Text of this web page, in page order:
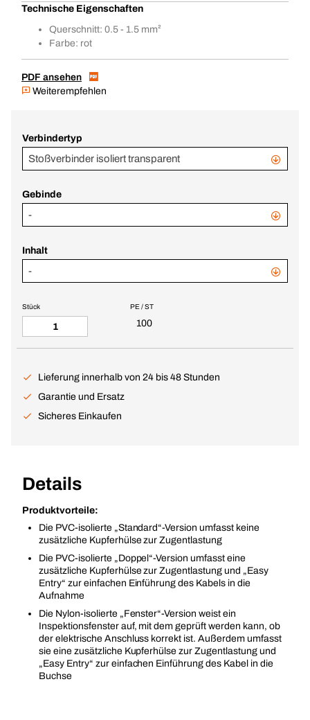
Technische Eigenschaften
Querschnitt: 0.5 - 1.5 mm²
Farbe: rot
PDF ansehen
Weiterempfehlen
Verbindertyp
Stoßverbinder isoliert transparent
Gebinde
-
Inhalt
-
PE / ST
100
Stück
Lieferung innerhalb von 24 bis 48 Stunden
Garantie und Ersatz
Sicheres Einkaufen
Details
Produktvorteile:
Die PVC-isolierte „Standard“-Version umfasst keine
zusätzliche Kupferhülse zur Zugentlastung
Die PVC-isolierte „Doppel“-Version umfasst eine
zusätzliche Kupferhülse zur Zugentlastung und „Easy
Entry“ zur einfachen Einführung des Kabels in die
Aufnahme
Die Nylon-isolierte „Fenster“-Version weist ein
Inspektionsfenster auf, mit dem geprüft werden kann, ob
der elektrische Anschluss korrekt ist. Außerdem umfasst
sie eine zusätzliche Kupferhülse zur Zugentlastung und
„Easy Entry“ zur einfachen Einführung des Kabel in die
Buchse